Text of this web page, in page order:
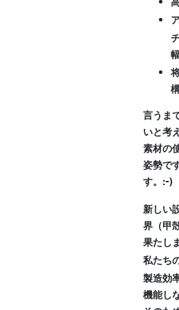
言うま
いと考
素材の
姿勢で
す。:-)
新しい
界（甲
果たし
私たち
製造効
機能し